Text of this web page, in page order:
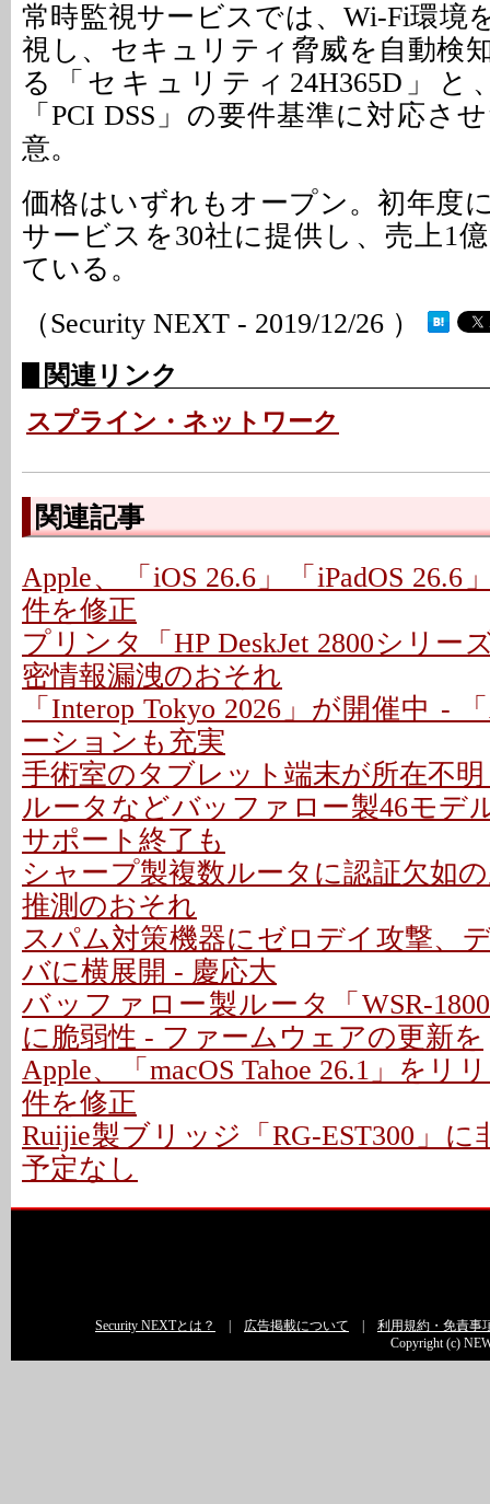
常時監視サービスでは、Wi-Fi環境
視し、セキュリティ脅威を自動検
る「セキュリティ24H365D」と
「PCI DSS」の要件基準に対応さ
意。
価格はいずれもオープン。初年度
サービスを30社に提供し、売上1
ている。
（Security NEXT - 2019/12/26 ）
関連リンク
スプライン・ネットワーク
関連記事
Apple、「iOS 26.6」「iPadOS 26.6
件を修正
プリンタ「HP DeskJet 2800シリー
密情報漏洩のおそれ
「Interop Tokyo 2026」が開催中 -
ーションも充実
手術室のタブレット端末が所在不
ルータなどバッファロー製46モデ
サポート終了も
シャープ製複数ルータに認証欠如
推測のおそれ
スパム対策機器にゼロデイ攻撃、
バに横展開 - 慶応大
バッファロー製ルータ「WSR-
に脆弱性 - ファームウェアの更新を
Apple、「macOS Tahoe 26.1」をリ
件を修正
Ruijie製ブリッジ「RG-EST300」に
予定なし
Security NEXTとは？ 広告掲載について
利用規約・免責事
Copyright (c)